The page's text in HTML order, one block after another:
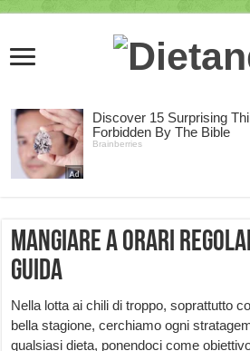
Mangiare a orari
guida
Nella lotta ai chili di troppo, soprattutto
bella stagione, cerchiamo ogni
qualsiasi dieta, ponendoci come